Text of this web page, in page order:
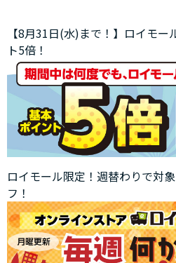
【8月31日(水)まで！】ロイモ
ト5倍！
ロイモール限定！週替わりで対
フ！